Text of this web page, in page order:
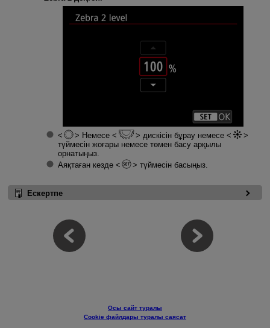
Немесе
дискісін бұрау немесе
түймесін жоғары немесе төмен басу арқылы
орнатыңыз.
Аяқтаған кезде
түймесін басыңыз.
Ескертпе
Осы сайт туралы
Cookie файлдары туралы саясат